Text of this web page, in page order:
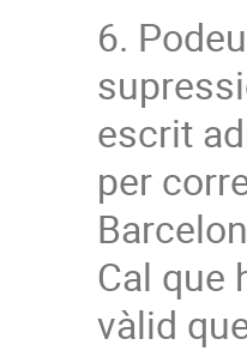
6.
escrit
per
Cal que
vàlid